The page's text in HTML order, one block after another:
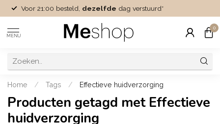
Voor 21:00 besteld, dezelfde dag verstuurd*
MENU
0
Home / Tags / Effectieve huidverzorging
Producten getagd met Effectieve
huidverzorging